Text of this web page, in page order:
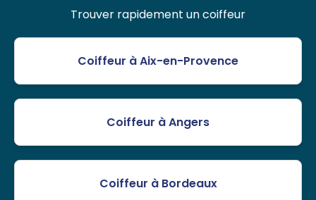
Trouver rapidement un coiffeur
Coiffeur à Aix-en-Provence
Coiffeur à Angers
Coiffeur à Bordeaux